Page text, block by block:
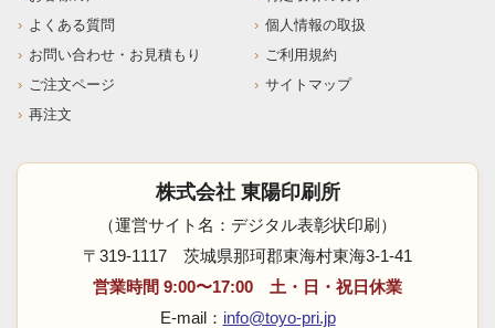
よくある質問
お問い合わせ・お見積もり
ご注文ページ
再注文
個人情報の取扱
ご利用規約
サイトマップ
株式会社 東陽印刷所
（運営サイト名：デジタル表彰状印刷）
〒319-1117 茨城県那珂郡東海村東海3-1-41
営業時間 9:00〜17:00 土・日・祝日休業
E-mail： info@toyo-pri.jp